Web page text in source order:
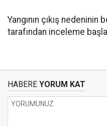
Yangının çıkış
tarafından inceleme
HABERE YORUM KAT